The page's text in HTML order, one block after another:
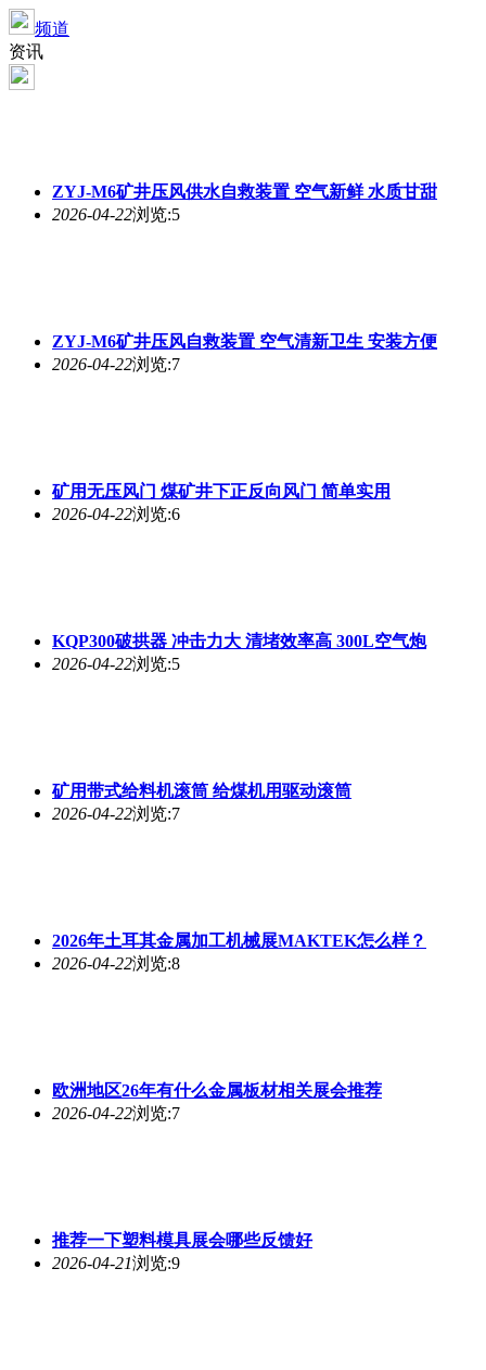
频道
资讯
ZYJ-M6矿井压风供水自救装置 空气新鲜 水质甘甜
2026-04-22浏览:5
ZYJ-M6矿井压风自救装置 空气清新卫生 安装方便
2026-04-22浏览:7
矿用无压风门 煤矿井下正反向风门 简单实用
2026-04-22浏览:6
KQP300破拱器 冲击力大 清堵效率高 300L空气炮
2026-04-22浏览:5
矿用带式给料机滚筒 给煤机用驱动滚筒
2026-04-22浏览:7
2026年土耳其金属加工机械展MAKTEK怎么样？
2026-04-22浏览:8
欧洲地区26年有什么金属板材相关展会推荐
2026-04-22浏览:7
推荐一下塑料模具展会哪些反馈好
2026-04-21浏览:9